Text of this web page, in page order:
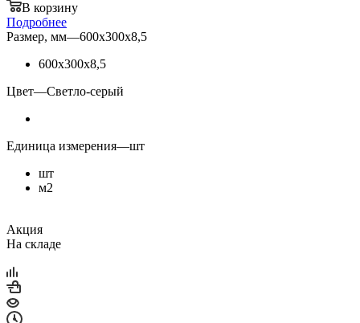
В корзину
Подробнее
Размер, мм—600х300х8,5
600х300х8,5
Цвет—Светло-серый
Единица измерения—шт
шт
м2
Акция
На складе